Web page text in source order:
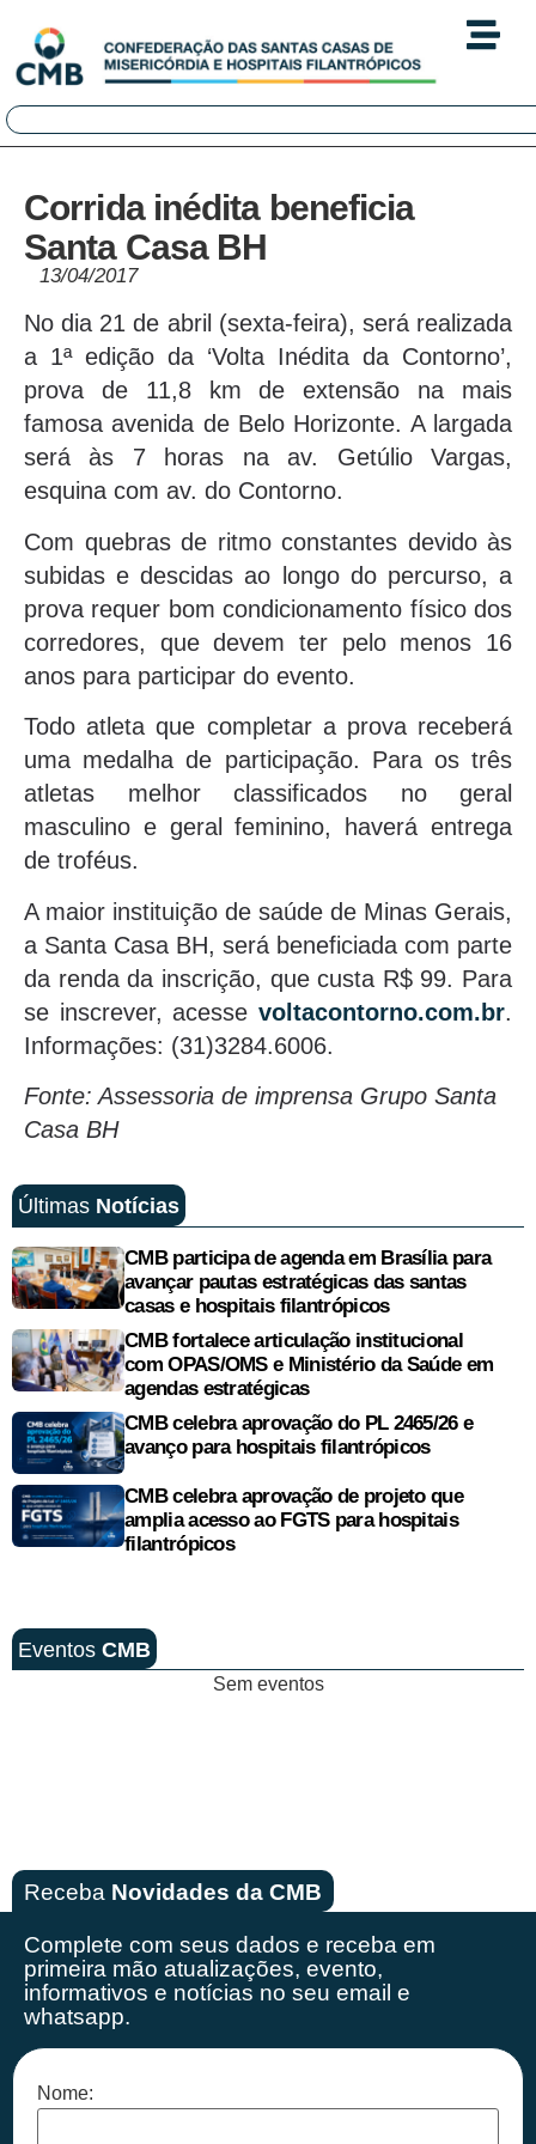
Corrida inédita beneficia
Santa Casa BH
13/04/2017
No dia 21 de abril (sexta-feira), será realizada
a 1ª edição da ‘Volta Inédita da Contorno’,
prova de 11,8 km de extensão na mais
famosa avenida de Belo Horizonte. A largada
será às 7 horas na av. Getúlio Vargas,
esquina com av. do Contorno.
Com quebras de ritmo constantes devido às
subidas e descidas ao longo do percurso, a
prova requer bom condicionamento físico dos
corredores, que devem ter pelo menos 16
anos para participar do evento.
Todo atleta que completar a prova receberá
uma medalha de participação. Para os três
atletas melhor classificados no geral
masculino e geral feminino, haverá entrega
de troféus.
A maior instituição de saúde de Minas Gerais,
a Santa Casa BH, será beneficiada com parte
da renda da inscrição, que custa R$ 99. Para
se inscrever, acesse voltacontorno.com.br.
Informações: (31)3284.6006.
Fonte: Assessoria de imprensa Grupo Santa
Casa BH
Últimas Notícias
CMB participa de agenda em Brasília para
avançar pautas estratégicas das santas
casas e hospitais filantrópicos
CMB fortalece articulação institucional
com OPAS/OMS e Ministério da Saúde em
agendas estratégicas
CMB celebra aprovação do PL 2465/26 e
avanço para hospitais filantrópicos
CMB celebra aprovação de projeto que
amplia acesso ao FGTS para hospitais
filantrópicos
Eventos CMB
Sem eventos
Receba Novidades da CMB
Complete com seus dados e receba em
primeira mão atualizações, evento,
informativos e notícias no seu email e
whatsapp.
Nome: